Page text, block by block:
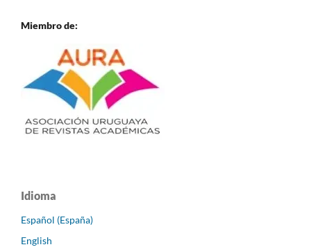
Miembro de:
Idioma
Español (España)
English